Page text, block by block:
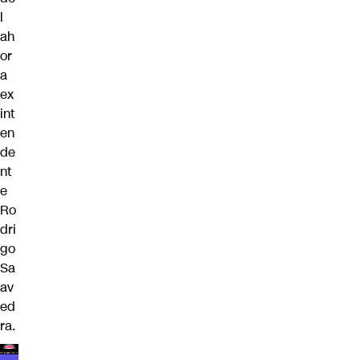
l
ah
or
a
ex
int
en
de
nt
e
Ro
dri
go
Sa
av
ed
ra.